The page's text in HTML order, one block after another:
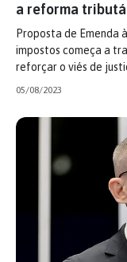
a reforma
Proposta de Emenda
impostos começa a
reforçar o viés de
05/08/2023